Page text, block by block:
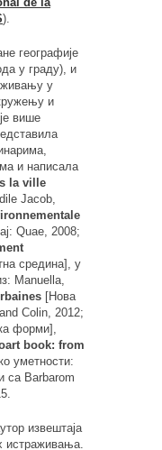
).
географије
у граду), и
у
и
више
и написала
la ville
Jacob,
Quae, 2008;
средина], у
Manuella,
[Нова
Colin, 2012;
форми],
book: from
уметности:
са Barbarom
извештаја
истраживања.